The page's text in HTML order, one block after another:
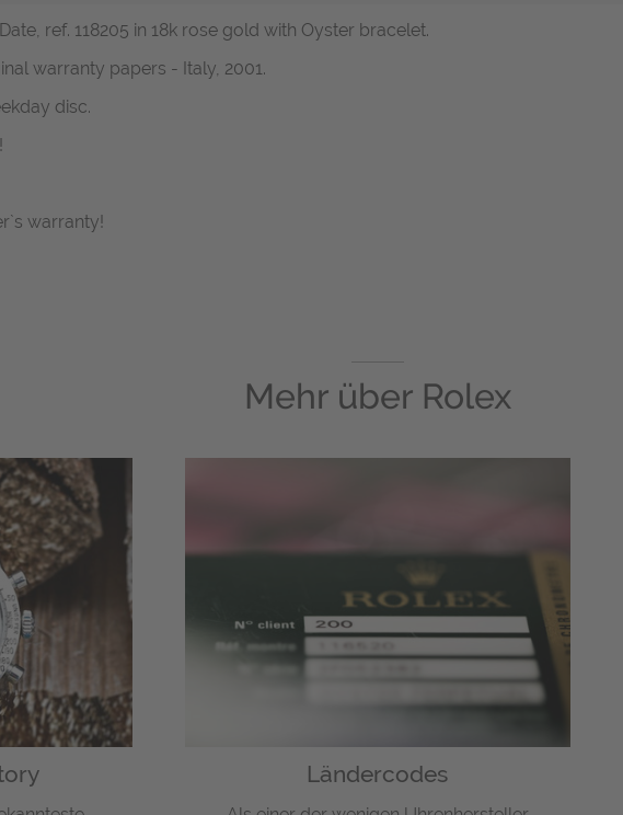
ref. 118205 in 18k rose gold with Oyster bracelet.
warranty papers - Italy, 2001.
disc.
warranty!
Mehr über Rolex
Ländercodes